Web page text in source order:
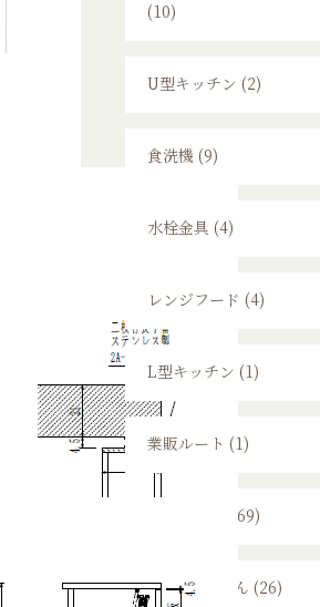
(10)
U型キッチン (2)
食洗機 (9)
水栓金具 (4)
レンジフード (4)
L型キッチン (1)
業販ルート (1)
スタッフ日記 (169)
ハグみじゅうたん (26)